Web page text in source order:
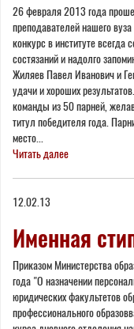
26 февраля 2013 года
преподавателей нашего
конкурс в институте всегда
состязаний и надолго
Жиляев Павел Иванович и
удачи и хороших
команды из 50 парней,
титул победителя года.
место...
Читать далее
12.02.13
Именная
Приказом Министерства
года "О назначении
юридических факультетов
профессионального